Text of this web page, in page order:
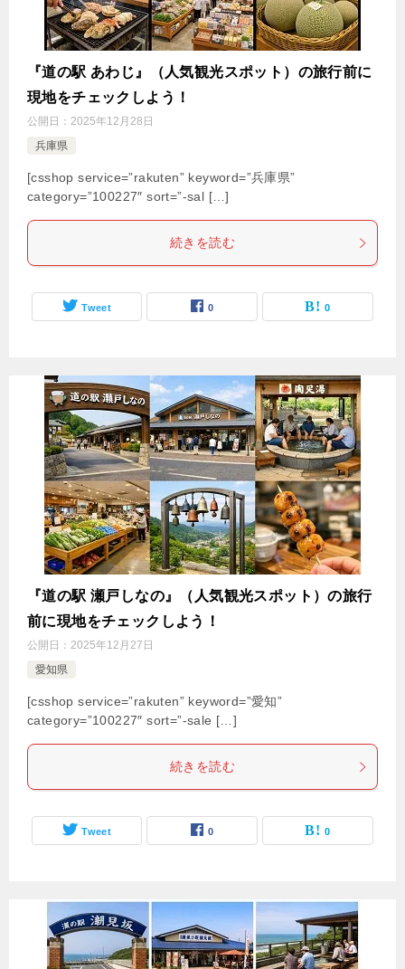
『道の駅 あわじ』（人気観光スポット）の旅行前に
現地をチェックしよう！
公開日： 2025年12月28日
兵庫県
[csshop service=”rakuten” keyword=”兵庫県”
category=”100227″ sort=”-sal […]
続きを読む
Tweet 0 0
『道の駅 瀬戸しなの』（人気観光スポット）の旅行
前に現地をチェックしよう！
公開日： 2025年12月27日
愛知県
[csshop service=”rakuten” keyword=”愛知”
category=”100227″ sort=”-sale […]
続きを読む
Tweet 0 0